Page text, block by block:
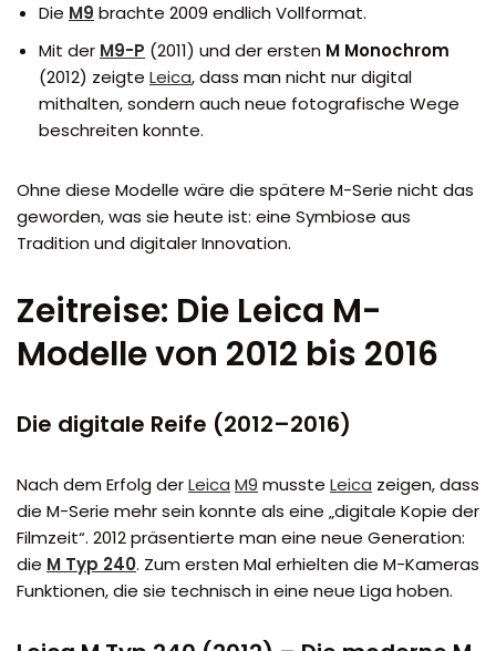
Die M9 brachte 2009 endlich Vollformat.
Mit der M9-P (2011) und der ersten M Monochrom
(2012) zeigte Leica, dass man nicht nur digital
mithalten, sondern auch neue fotografische Wege
beschreiten konnte.
Ohne diese Modelle wäre die spätere M-Serie nicht das
geworden, was sie heute ist: eine Symbiose aus
Tradition und digitaler Innovation.
Zeitreise: Die Leica M-
Modelle von 2012 bis 2016
Die digitale Reife (2012–2016)
Nach dem Erfolg derLeica M9 musste Leica zeigen, dass
die M-Serie mehr sein konnte als eine „digitale Kopie der
Filmzeit“. 2012 präsentierte man eine neue Generation:
die M Typ 240. Zum ersten Mal erhielten die M-Kameras
Funktionen, die sie technisch in eine neue Liga hoben.